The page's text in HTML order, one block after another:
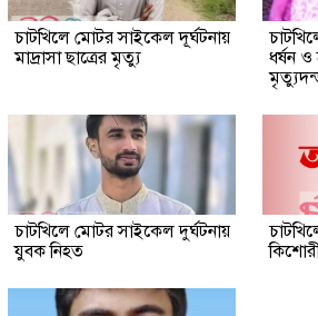
চাটখিলে মোটর সাইকেল দূর্ঘটনায়
মাদ্রাসা ছাত্রের মৃত্যু
ধর্ষন
চাটখিলে মোটর সাইকেল দুর্ঘটনায়
যুবক নিহত